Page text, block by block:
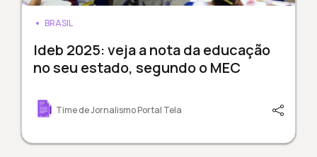
BRASIL
Ideb 2025: veja a nota da educação
no seu estado, segundo o MEC
Time de Jornalismo Portal Tela